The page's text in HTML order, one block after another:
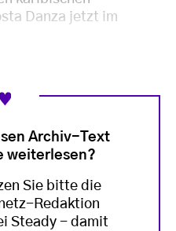
Danza jetzt im
Archiv-Text
weiterlesen?
Sie bitte die
Redaktion
Steady - damit